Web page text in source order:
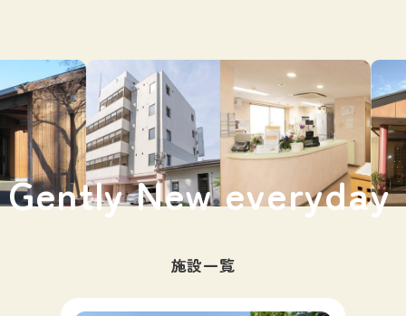
Gently New everyday
施設一覧